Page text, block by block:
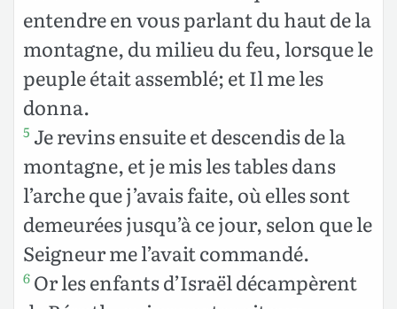
entendre en vous parlant du haut de la
montagne, du milieu du feu, lorsque le
peuple était assemblé; et Il me les
donna.
5 Je revins ensuite et descendis de la
montagne, et je mis les tables dans
l’arche que j’avais faite, où elles sont
demeurées jusqu’à ce jour, selon que le
Seigneur me l’avait commandé.
6 Or les enfants d’Israël décampèrent